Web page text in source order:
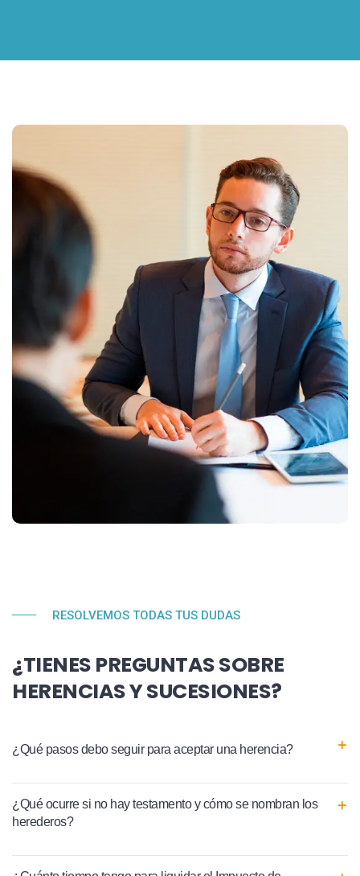
RESOLVEMOS TODAS TUS DUDAS
¿TIENES PREGUNTAS SOBRE
HERENCIAS Y SUCESIONES?
¿Qué pasos debo seguir para aceptar una herencia?
¿Qué ocurre si no hay testamento y cómo se nombran los
herederos?